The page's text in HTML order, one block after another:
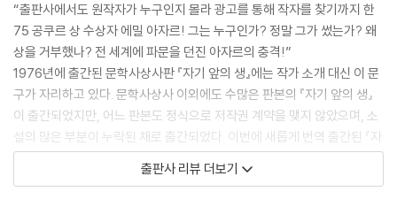
그의 많은 작품 중 나는 특히『자기 앞의 생』과 『새벽의 약속』을 사랑한다.
자전적 소설인 『새벽의 약속』은 그의 속살이 그대로 드러난 작품으로, 삶
에 대한 크나큰 연민과 의지, 블랙 유머와 패러독스의 향연이다. 그러나 하
나의 소설로 볼 때는 이 작품 『자기 앞의 생』이 더욱 완벽하고 감동적이다.
이 책은 1975년 공쿠르 상 수상 작품이다. 공쿠르 상을 받은 작품이라고
모두 독자의 사랑을 받는 것은 아니다. 그러나 『자기 앞의 생』은 공쿠르 상
수상식장에서 기립 박수를 받았으며 전 세계인의 사랑을 한 몸에 받은 작
품이다. 국내에서도 1976년 문학사상사에 의해 처음으로 소개된 이후 지
금까지 여러가지 판본으로 꾸준히 읽혀왔다. 그동안 (비록 해적판일지언
“출판사에서도 원작자가 누구인지 몰라 광고를 통해 작자를 찾기까지 한
75 공쿠르 상 수상자 에밀 아자르! 그는 누구인가? 정말 그가 썼는가? 왜
상을 거부했나? 전 세계에 파문을 던진 아자르의 충격!”
1976년에 출간된 문학사상사판 『자기 앞의 생』에는 작가 소개 대신 이 문
구가 자리하고 있다. 문학사상사 이외에도 수많은 판본의 『자기 앞의 생』
이 출간되었지만, 어느 판본도 정식으로 저작권 계약을 맺지 않았으며, 소
설의 많은 부분이 누락된 채로 출간되었다. 이번에 새롭게 번역 출간된 『자
기 앞의 생』은 프랑스 메르퀴르 드 프랑스 사와 정식으로 계약을 맺고 새롭
게 번역된, 그야말로 정본이라 할 수 있다. 이 책에는 로맹 가리 사후에 갈
출판사 리뷰 더보기